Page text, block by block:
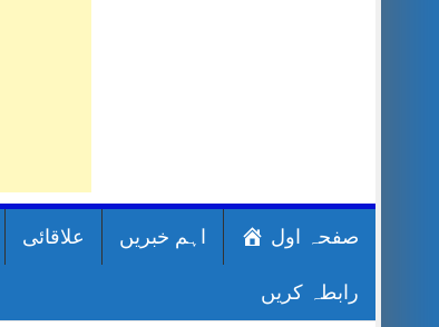
صفحہ اول اہم خبریں علاقائی
رابطہ کریں